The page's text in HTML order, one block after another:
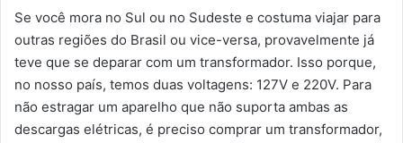
Se você mora no Sul ou no Sudeste e costuma viajar para
outras regiões do Brasil ou vice-versa, provavelmente já
teve que se deparar com um transformador. Isso porque,
no nosso país, temos duas voltagens: 127V e 220V. Para
não estragar um aparelho que não suporta ambas as
descargas elétricas, é preciso comprar um transformador,